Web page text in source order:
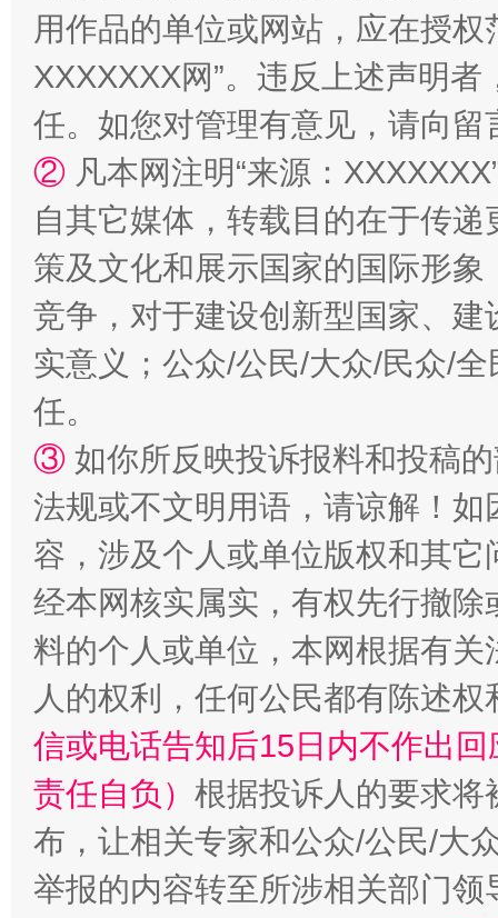
扯下公款旅游的“隐身衣” 如何以
“蜀中异人”王建安的艺术幻境
用作品的单位或网站，应在授
XXXXXXX网”。违反上述声明
任。如您对管理有意见，请向
② 凡本网注明“来源：
自其它媒体，转载目的在于传
策及文化和展示国家的国际形
竞争，对于建设创新型国家、
实意义；公众/公民/大众/民众/
任。
③ 如你所反映投诉报料和投稿
法规或不文明用语，请谅解！
容，涉及个人或单位版权和其它
经本网核实属实，有权先行撤
料的个人或单位，本网根据有
人的权利，任何公民都有陈述
信或电话告知后15日内不作出
责任自负） 根据投诉人的要求将
布，让相关专家和公众/公民/大
举报的内容转至所涉相关部门